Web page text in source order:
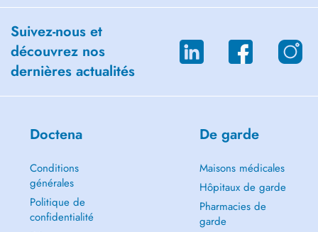
Suivez-nous et
découvrez nos
dernières actualités
Doctena
Conditions
générales
Politique de
confidentialité
De garde
Maisons médicales
Hôpitaux de garde
Pharmacies de
garde